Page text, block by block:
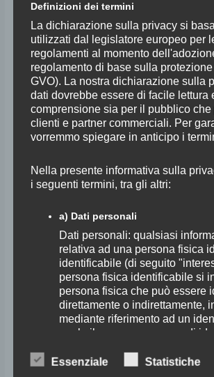
importanti teatri italiani come il Teatro alla
Lingotto di Torino, l’Accademia di Santa Cecilia
importanti sale europee e d’oltreoceano,
Musica di Madrid alla Carnegie Hall di New York.
è segnata dalla presenza di musicisti illustri,
Berio.
Collabora con personalità come Salvatore
Rudolf Barshai, Yuri Bashmet, Frans Brüggen,
Interprete duttile di un ampio repertorio, che dalla
fino ai compositori contemporanei, l’Orchestra
generi (Haydn, Mozart, tutto il Beethoven
barocco strumentale, con una particolare
eseguita), sperimentando possibilità inedite di
le relazioni fra scrittura e improvvisazione.
sinfonico-corali, interpretati con egregi musicisti
si aggiungono i Lieder di Mahler, le pagine corali
sinfonismo dell’Ottocento, con una posizione di
Galliano, Heiner Goebbels, Butch Morris,
Definizioni dei termini
La dichiarazione sulla privacy si
utilizzati dal legislatore europeo per
regolamenti al momento
regolamento di base sulla
GVO). La nostra dichiarazione sulla
dati dovrebbe essere di facile lettura
comprensione sia per il pubblico che
clienti e partner commerciali. Per
vorremmo spiegare in anticipo i
Nella presente informativa sulla
i seguenti termini, tra gli altri:
a) Dati personali
Dati personali: qualsiasi
relativa ad una persona fisica
identificabile (di seguito
persona fisica identificabile si
persona fisica che può essere
direttamente o indirettamente,
mediante riferimento ad un
quale il nome, un numero di
all'ubicazione, un
Essenziale Statistiche